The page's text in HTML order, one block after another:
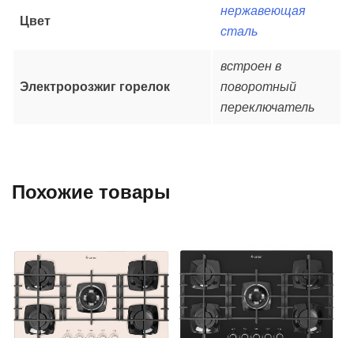
Цвет
нержавеющая
сталь
Электророзжиг горелок
встроен в
поворотный
переключатель
Похожие товары